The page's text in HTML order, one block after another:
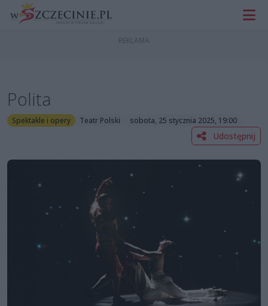
Polita
Spektakle i opery Teatr Polski sobota, 25 stycznia 2025, 19:00
Udostępnij